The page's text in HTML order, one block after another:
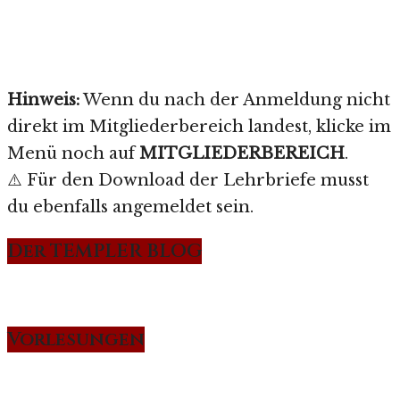
Hinweis:Wenn du nach der Anmeldung nicht
direkt im Mitgliederbereich landest, klicke im
Menü noch aufMITGLIEDERBEREICH.
⚠️ Für den Download der Lehrbriefe musst
du ebenfalls angemeldet sein.
Der TEMPLER BLOG
Vorlesungen